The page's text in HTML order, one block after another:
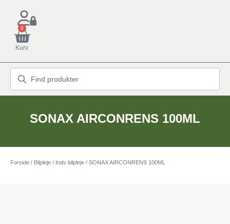
0
Kurv
SONAX AIRCONRENS 100ML
Forside / Bilpleje / Indv bilpleje / SONAX AIRCONRENS 100ML